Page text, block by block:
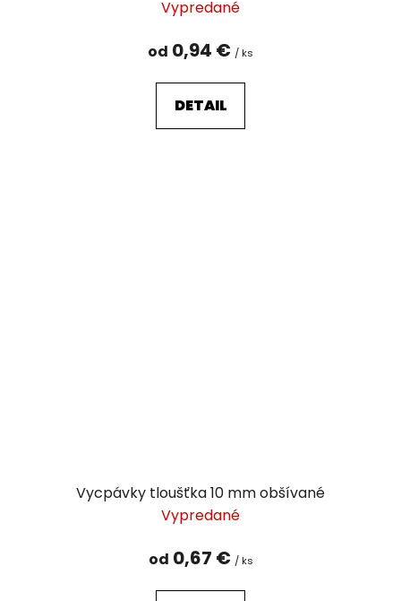
Vypredané
od 0,94 € / ks
DETAIL
Vycpávky tloušťka 10 mm obšívané
Vypredané
od 0,67 € / ks